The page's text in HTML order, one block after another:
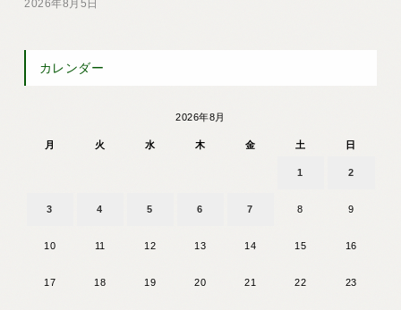
2026年8月5日
カレンダー
2026年8月
月 火 水 木 金 土 日
1 2
3 4 5 6 7 8 9
10 11 12 13 14 15 16
17 18 19 20 21 22 23